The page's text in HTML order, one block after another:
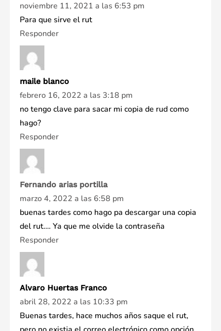
noviembre 11, 2021 a las 6:53 pm
Para que sirve el rut
Responder
maile blanco
febrero 16, 2022 a las 3:18 pm
no tengo clave para sacar mi copia de rud como
hago?
Responder
Fernando arias portilla
marzo 4, 2022 a las 6:58 pm
buenas tardes como hago pa descargar una copia
del rut…. Ya que me olvide la contraseña
Responder
Alvaro Huertas Franco
abril 28, 2022 a las 10:33 pm
Buenas tardes, hace muchos años saque el rut,